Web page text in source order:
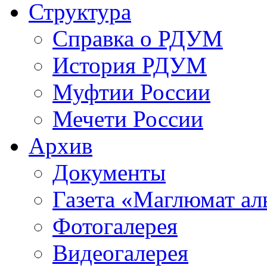
Структура
Справка о РДУМ
История РДУМ
Муфтии России
Мечети России
Архив
Документы
Газета «Маглюмат
Фотогалерея
Видеогалерея